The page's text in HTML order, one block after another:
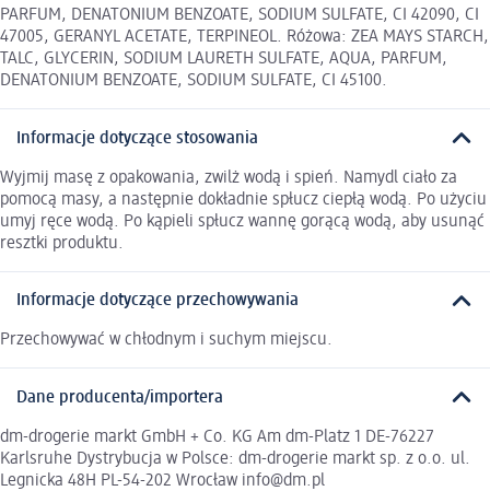
PARFUM, DENATONIUM BENZOATE, SODIUM SULFATE, CI 42090, CI
47005, GERANYL ACETATE, TERPINEOL. Różowa: ZEA MAYS STARCH,
TALC, GLYCERIN, SODIUM LAURETH SULFATE, AQUA, PARFUM,
DENATONIUM BENZOATE, SODIUM SULFATE, CI 45100.
Informacje dotyczące stosowania
Wyjmij masę z opakowania, zwilż wodą i spień. Namydl ciało za
pomocą masy, a następnie dokładnie spłucz ciepłą wodą. Po użyciu
umyj ręce wodą. Po kąpieli spłucz wannę gorącą wodą, aby usunąć
resztki produktu.
Informacje dotyczące przechowywania
Przechowywać w chłodnym i suchym miejscu.
Dane producenta/importera
dm-drogerie markt GmbH + Co. KG Am dm-Platz 1 DE-76227
Karlsruhe Dystrybucja w Polsce: dm-drogerie markt sp. z o.o. ul.
Legnicka 48H PL-54-202 Wrocław info@dm.pl